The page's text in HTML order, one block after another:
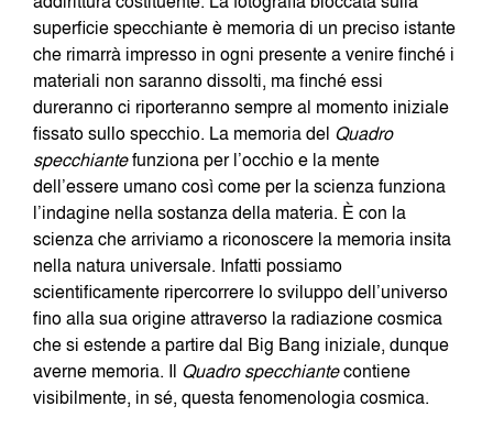
superficie specchiante è memoria di un preciso istante
che rimarrà impresso in ogni presente a venire finché i
materiali non saranno dissolti, ma finché essi
dureranno ci riporteranno sempre al momento iniziale
fissato sullo specchio. La memoria del Quadro
specchiantefunziona per l’occhio e la mente
dell’essere umano così come per la scienza funziona
l’indagine nella sostanza della materia. È con la
scienza che arriviamo a riconoscere la memoria insita
nella natura universale. Infatti possiamo
scientificamente ripercorrere lo sviluppo dell’universo
fino alla sua origine attraverso la radiazione cosmica
che si estende a partire dal Big Bang iniziale, dunque
averne memoria. Il Quadro specchiantecontiene
visibilmente, in sé, questa fenomenologia cosmica.